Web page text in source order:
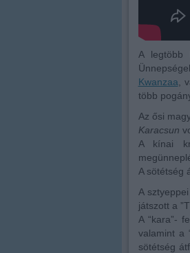
A legtöbb
Kwanzaa ,
több
Az ősi
Karacsun
A kínai
A sötétség
A
játszott a
A “kara”-
valamint a
sötétség